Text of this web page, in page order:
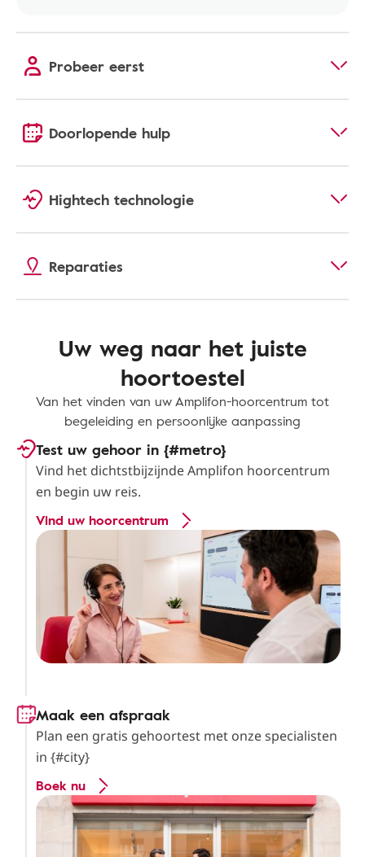
Probeer eerst
Doorlopende hulp
Hightech technologie
Reparaties
Uw weg naar het juiste
hoortoestel
Van het vinden van uw Amplifon-hoorcentrum tot
begeleiding en persoonlijke aanpassing
Test uw gehoor in {#metro}
Vind het dichtstbijzijnde Amplifon hoorcentrum
en begin uw reis.
Vind uw hoorcentrum
Maak een afspraak
Plan een gratis gehoortest met onze specialisten
in {#city}
Boek nu